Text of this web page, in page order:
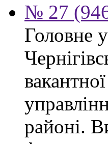
№ 27
Головне
районі.